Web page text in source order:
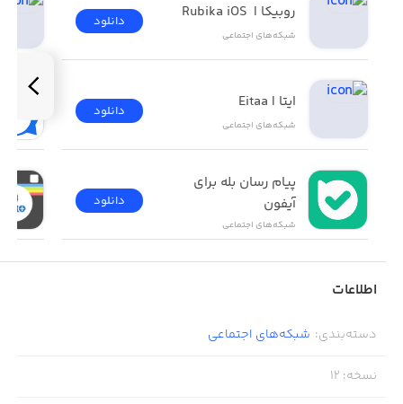
روبیکا |  Rubika iOS
شبکه‌های اجتماعی
دانلود
ایتا | Eitaa
شبکه‌های اجتماعی
دانلود
آیفون
شبکه‌های اجتماعی
دانلود
اطلاعات
دسته‌بندی: شبکه‌های اجتماعی
نسخه:
12